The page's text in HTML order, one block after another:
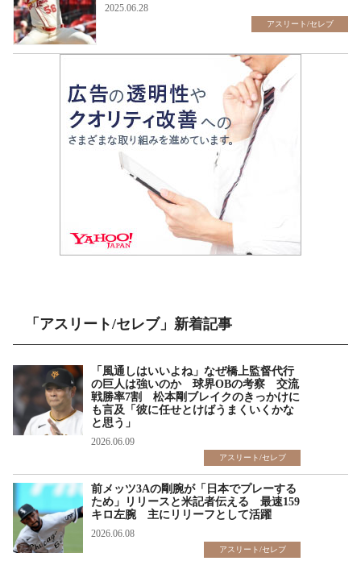
2025.06.28
アスリート/セレブ
「アスリート/セレブ」新着記事
「風通しはいいよね」なぜ橋上監督代行
の巨人は強いのか 球界OBの考察 交流
戦勝率7割 松本剛ブレイクのきっかけに
も言及「彼に任せとけばうまくいくかな
と思う」
2026.06.09
アスリート/セレブ
前メッツ3Aの剛腕が「日本でプレーする
ため」リリースと米記者伝える 最速159
キロ左腕 主にリリーフとして活躍
2026.06.08
アスリート/セレブ